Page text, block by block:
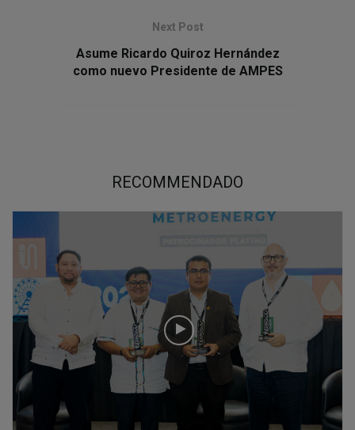
Next Post
Asume Ricardo Quiroz Hernández
como nuevo Presidente de AMPES
RECOMMENDADO